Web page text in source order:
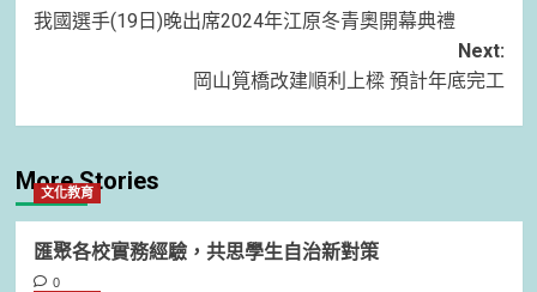
navigation
我國選手(19日)晚出席2024年江原冬青奧開幕典禮
Next:
岡山筧橋改建順利上樑 預計年底完工
More Stories
文化教育
匯聚各校實務經驗，共思學生自治新對策
0